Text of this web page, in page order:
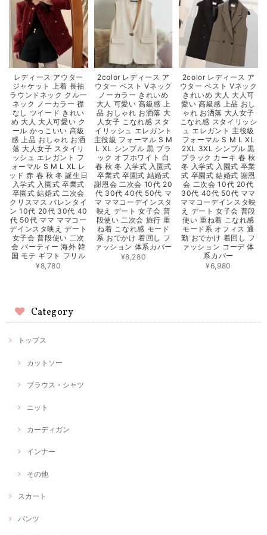
レディース アウター
ジャケット 上着 長袖
ラウンドネック クルー
ネック ノーカラー 襟
なし ツイード きれい
め 大人 大人可愛い ク
ール かっこいい 高級
感 上品 おしゃれ お洒
落 大人女子 スタイリ
ッシュ エレガント フ
ォーマル S M L XL レ
ッド 赤 春 秋 冬 誕生日
入学式 入園式 卒業式
卒園式 結婚式 二次会
クリスマス バレンタイ
ン 10代 20代 30代 40
代 50代 ママ ママコー
デインスタ映え デート
女子会 普段使い 二次
会 パーティー 海外 韓
国 モテ ギフト フリル
¥8,780
2color レディース ア
ウター ベスト Vネック
ノーカラー きれいめ
大人 可愛い 高級感 上
品 おしゃれ お洒落 大
人女子 こなれ感 スタ
イリッシュ エレガント
主役級 フォーマル S M
L XL シンプル 黒 ブラ
ック オフホワイト 白
春 秋 冬 入学式 入園式
卒業式 卒園式 結婚式
謝恩会 二次会 10代 20
代 30代 40代 50代 マ
マ ママコーデインスタ
映え デート 女子会 普
段使い 二次会 旅行 重
ね着 こなれ感 モード
系 おでかけ 着回し フ
ァッション 体系カバー
¥8,280
2color レディース ア
ウター ベスト Vネック
きれいめ 大人 大人可
愛い 高級感 上品 おし
ゃれ お洒落 大人女子
こなれ感 スタイリッシ
ュ エレガント 主役級
フォーマル S M L XL
2XL 3XL シンプル 黒
ブラック カーキ 春 秋
冬 入学式 入園式 卒業
式 卒園式 結婚式 謝恩
会 二次会 10代 20代
30代 40代 50代 ママ
ママコーデインスタ映
え デート 女子会 普段
使い 重ね着 こなれ感
モード系 オフィス 通
勤 おでかけ 着回し フ
ァッション コーデ 体
系カバー
¥6,980
Category
トップス
カットソー
ブラウス・シャツ
ニット
カーディガン
インナー
その他
スカート
パンツ